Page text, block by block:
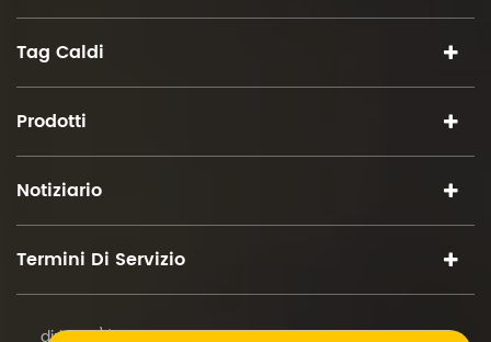
Tag Caldi
Prodotti
Notiziario
Termini Di Servizio